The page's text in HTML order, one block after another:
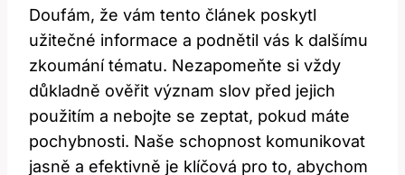
Doufám, že vám tento článek poskytl
užitečné informace a podnětil vás k dalšímu
zkoumání tématu. Nezapomeňte si vždy
důkladně ověřit význam slov před jejich
použitím a nebojte se zeptat, pokud máte
pochybnosti. Naše schopnost komunikovat
jasně a efektivně je klíčová pro to, abychom